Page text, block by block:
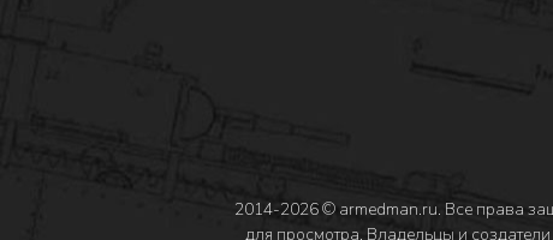
2014-2026 © armedman.ru. Все права
для просмотра. Владельцы и